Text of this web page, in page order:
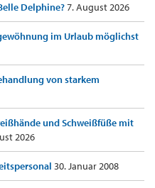
Delphine?7. August 2026
im Urlaub möglichst
von starkem
und Schweißfüße mit
2026
30. Januar 2008